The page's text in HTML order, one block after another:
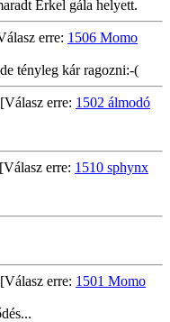
Erkel gála helyett.
erre: 1506 Momo
tényleg kár ragozni:-(
[Válasz erre: 1502 álmodó
[Válasz erre: 1510 sphynx
[Válasz erre: 1501 Momo